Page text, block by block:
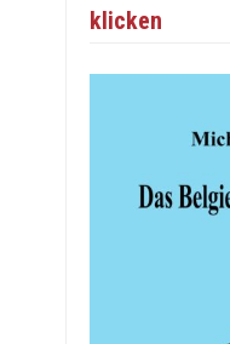
klicken